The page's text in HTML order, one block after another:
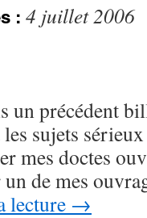
: 4 juillet 2006
un précédent
sujets
mes doctes
de mes
lecture →